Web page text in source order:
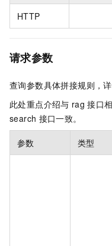
HTTP
请求参数
查询参数具体拼接规则，
此处重点介绍与 rag 接口
search 接口一致。
参数 类型